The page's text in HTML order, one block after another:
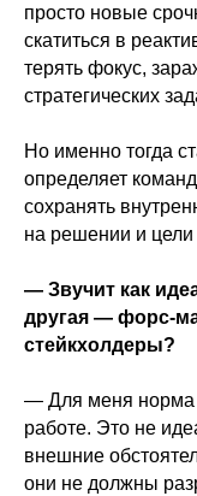
просто новые
скатиться в
терять фокус,
стратегических
Но именно тогда
определяет
сохранять
на решении и цели
— Звучит как
другая — форс-
стейкхолдеры?
— Для меня норма
работе. Это не
внешние
они не должны